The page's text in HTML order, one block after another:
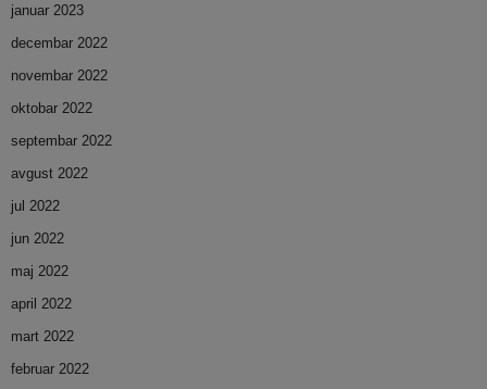
januar 2023
decembar 2022
novembar 2022
oktobar 2022
septembar 2022
avgust 2022
jul 2022
jun 2022
maj 2022
april 2022
mart 2022
februar 2022